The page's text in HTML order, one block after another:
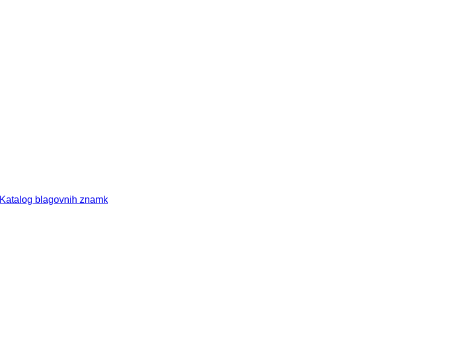
Katalog blagovnih znamk